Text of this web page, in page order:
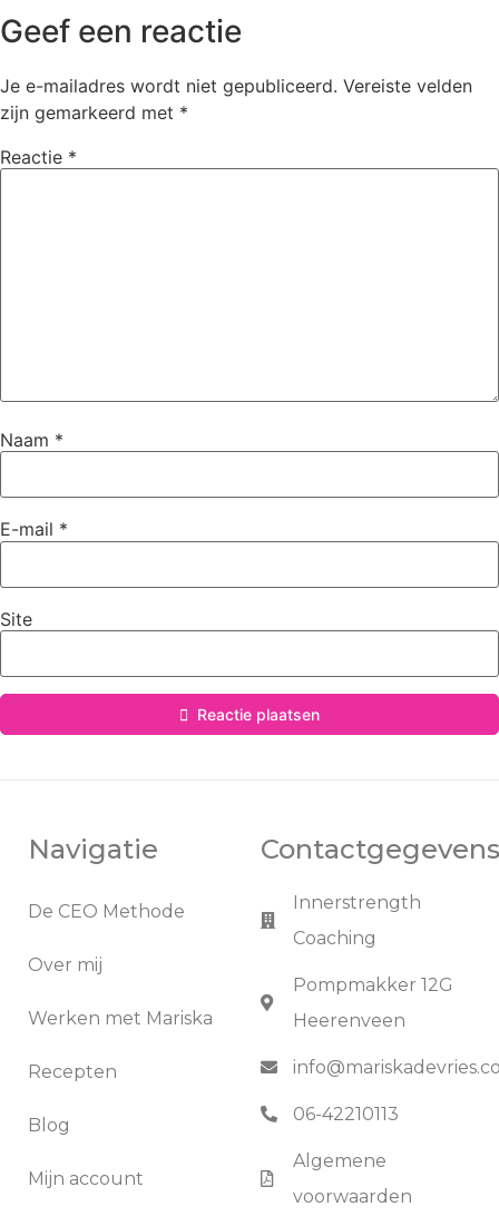
Geef een reactie
Je e-mailadres wordt niet gepubliceerd. Vereiste velden
zijn gemarkeerd met *
Reactie *
Naam *
E-mail *
Site
Reactie plaatsen
Navigatie
De CEO Methode
Over mij
Werken met Mariska
Recepten
Blog
Mijn account
Contactgegevens
Innerstrength
Coaching
Pompmakker 12G
Heerenveen
06-42210113
Algemene
voorwaarden